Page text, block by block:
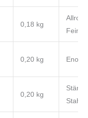
0,18 kg
0,20 kg
0,20 kg
Stahl